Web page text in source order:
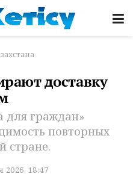
доставку
для граждан»
повторных
стране.
2026, 18:47